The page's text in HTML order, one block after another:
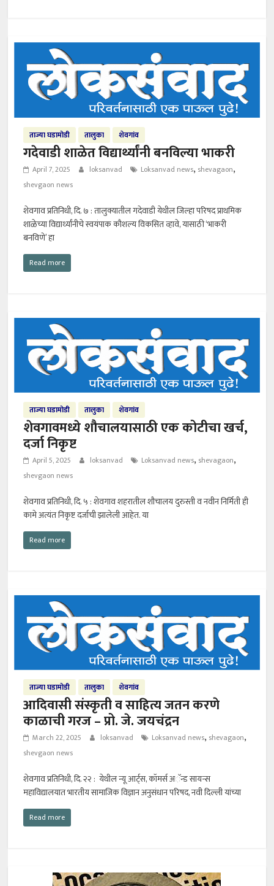
ताज्या घडामोडी तालुका शेवगांव
गदेवाडी शाळेत विद्यार्थ्यांनी बनविल्या भाकरी
April 7, 2025 loksanvad Loksanvad news, shevagaon,
shevgaon news
शेवगाव प्रतिनिधी, दि. ७ : तालुक्यातील गदेवाडी येथील जिल्हा परिषद प्राथमिक
शाळेच्या विद्यार्थ्यांनीचे स्वयंपाक कौशल्य विकसित व्हावे, यासाठी ‘भाकरी
बनविणे’ हा
Read more
ताज्या घडामोडी तालुका शेवगांव
शेवगावमध्ये शौचालयासाठी एक कोटीचा खर्च,
दर्जा निकृष्ट
April 5, 2025 loksanvad Loksanvad news, shevagaon,
shevgaon news
शेवगाव प्रतिनिधी, दि. ५ : शेवगाव शहरातील शौचालय दुरुस्ती व नवीन निर्मिती ही
कामे अत्यंत निकृष्ट दर्जाची झालेली आहेत. या
Read more
ताज्या घडामोडी तालुका शेवगांव
आदिवासी संस्कृती व साहित्य जतन करणे
काळाची गरज – प्रो. जे. जयचंद्रन
March 22, 2025 loksanvad Loksanvad news, shevagaon,
shevgaon news
शेवगाव प्रतिनिधी, दि. २२ : येथील न्यू आर्ट्स, कॉमर्स अॅन्ड सायन्स
महाविद्यालयात भारतीय सामाजिक विज्ञान अनुसंधान परिषद, नवी दिल्ली यांच्या
Read more